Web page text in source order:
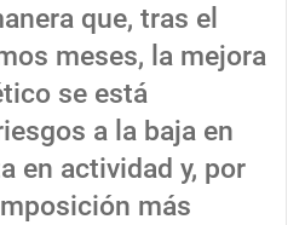
que, tras el
meses, la mejora
se está
a la baja en
en actividad y, por
más